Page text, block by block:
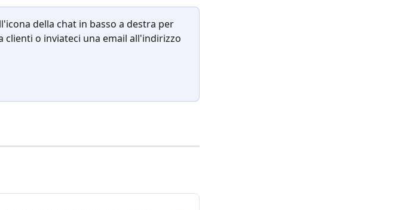
della chat in basso a destra per
o inviateci una email all'indirizzo